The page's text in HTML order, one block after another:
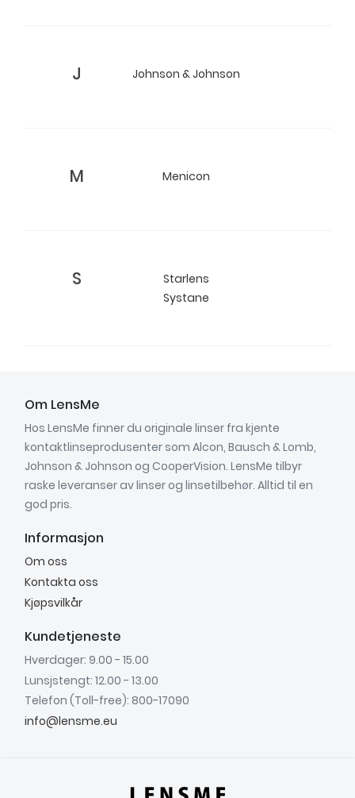
J Johnson & Johnson
M Menicon
S
Starlens
Systane
Om LensMe
Hos LensMe finner du originale linser fra kjente
kontaktlinseprodusenter som Alcon, Bausch & Lomb,
Johnson & Johnson og CooperVision. LensMe tilbyr
raske leveranser av linser og linsetilbehør. Alltid til en
god pris.
Informasjon
Om oss
Kontakta oss
Kjøpsvilkår
Kundetjeneste
Hverdager: 9.00 - 15.00
Lunsjstengt: 12.00 - 13.00
Telefon (Toll-free): 800-17090
info@lensme.eu